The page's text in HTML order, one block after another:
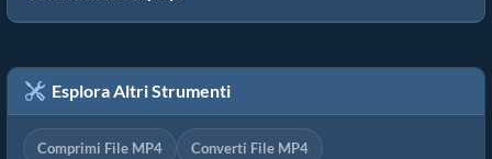
Esplora Altri Strumenti
Comprimi File MP4 Converti File MP4